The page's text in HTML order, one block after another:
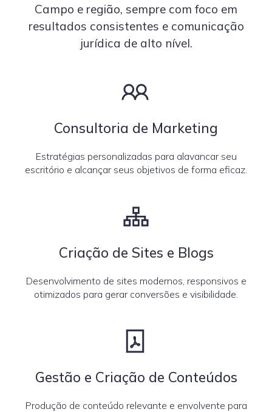
Campo e região, sempre com foco em
resultados consistentes e comunicação
jurídica de alto nível.
Consultoria de Marketing
Estratégias personalizadas para alavancar seu
escritório e alcançar seus objetivos de forma eficaz.
Criação de Sites e Blogs
Desenvolvimento de sites modernos, responsivos e
otimizados para gerar conversões e visibilidade.
Gestão e Criação de Conteúdos
Produção de conteúdo relevante e envolvente para